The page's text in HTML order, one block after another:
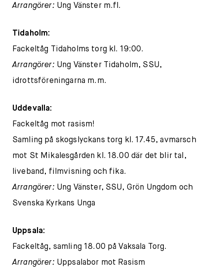
Arrangörer: Ung Vänster m.fl.
Tidaholm:
Fackeltåg Tidaholms torg kl. 19:00.
Arrangörer: Ung Vänster Tidaholm, SSU,
idrottsföreningarna m.m.
Uddevalla:
Fackeltåg mot rasism!
Samling på skogslyckans torg kl. 17.45, avmarsch
mot St Mikalesgården kl. 18.00 där det blir tal,
liveband, filmvisning och fika.
Arrangörer: Ung Vänster, SSU, Grön Ungdom och
Svenska Kyrkans Unga
Uppsala:
Fackeltåg, samling 18.00 på Vaksala Torg.
Arrangörer: Uppsalabor mot Rasism